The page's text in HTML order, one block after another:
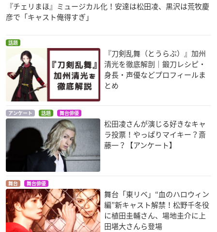
『チェリまほ』ミュージカル化！安達は松田凌、黒沢は荒牧慶
彦で「キャスト俺得すぎ」
話題
『刀剣乱舞（とうらぶ）』加州
清光を徹底解剖｜鍛刀レシピ・
身長・声優などプロフィールま
とめ
アンケート 話題 舞台俳優
松田凌さんが演じる好きなキャ
ラ投票！やっぱりマイキー？斎
藤一？【アンケート】
舞台 舞台俳優
舞台「東リベ」“血のハロウィン
編”新キャスト解禁！松野千冬役
に植田圭輔さん、場地圭介に上
田堪大さんら登場